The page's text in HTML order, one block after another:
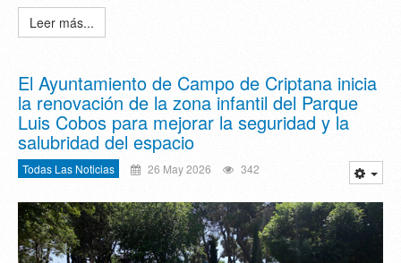
Leer más...
El Ayuntamiento de Campo de Criptana inicia
la renovación de la zona infantil del Parque
Luis Cobos para mejorar la seguridad y la
salubridad del espacio
Todas Las Noticias 26 May 2026 342